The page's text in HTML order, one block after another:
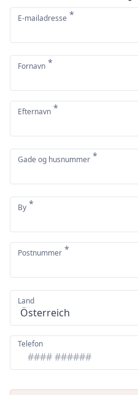
E-mailadresse *
Fornavn *
Efternavn *
Gade og husnummer *
By *
Postnummer *
Land
Telefon